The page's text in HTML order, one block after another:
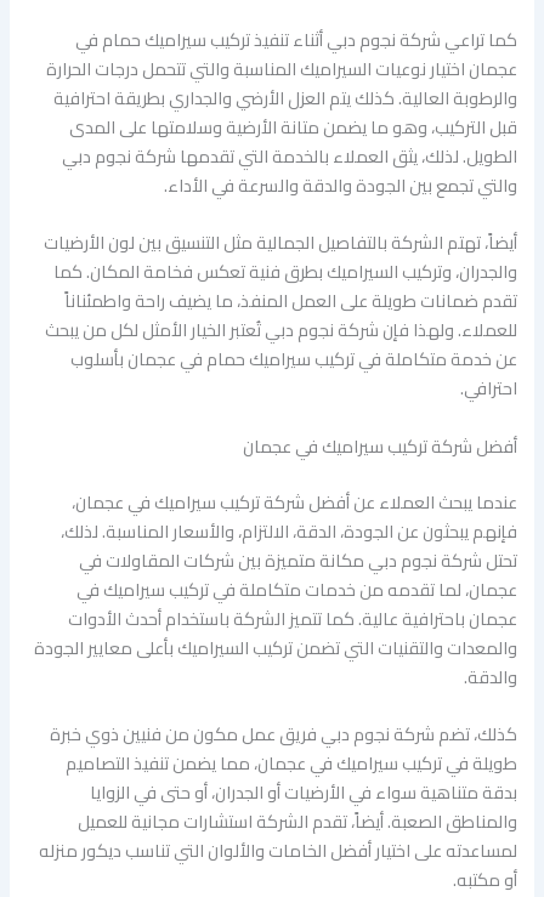
كما تراعي شركة نجوم دبي أثناء تنفيذ تركيب سيراميك حمام في
عجمان اختيار نوعيات السيراميك المناسبة والتي تتحمل درجات الحرارة
والرطوبة العالية. كذلك يتم العزل الأرضي والجداري بطريقة احترافية
قبل التركيب، وهو ما يضمن متانة الأرضية وسلامتها على المدى
الطويل. لذلك، يثق العملاء بالخدمة التي تقدمها شركة نجوم دبي
والتي تجمع بين الجودة والدقة والسرعة في الأداء.
أيضاً، تهتم الشركة بالتفاصيل الجمالية مثل التنسيق بين لون الأرضيات
والجدران، وتركيب السيراميك بطرق فنية تعكس فخامة المكان. كما
تقدم ضمانات طويلة على العمل المنفذ، ما يضيف راحة واطمئناناً
للعملاء. ولهذا فإن شركة نجوم دبي تُعتبر الخيار الأمثل لكل من يبحث
عن خدمة متكاملة في تركيب سيراميك حمام في عجمان بأسلوب
احترافي.
أفضل شركة تركيب سيراميك في عجمان
عندما يبحث العملاء عن أفضل شركة تركيب سيراميك في عجمان،
فإنهم يبحثون عن الجودة، الدقة، الالتزام، والأسعار المناسبة. لذلك،
تحتل شركة نجوم دبي مكانة متميزة بين شركات المقاولات في
عجمان، لما تقدمه من خدمات متكاملة في تركيب سيراميك في
عجمان باحترافية عالية. كما تتميز الشركة باستخدام أحدث الأدوات
والمعدات والتقنيات التي تضمن تركيب السيراميك بأعلى معايير الجودة
والدقة.
كذلك، تضم شركة نجوم دبي فريق عمل مكون من فنيين ذوي خبرة
طويلة في تركيب سيراميك في عجمان، مما يضمن تنفيذ التصاميم
بدقة متناهية سواء في الأرضيات أو الجدران، أو حتى في الزوايا
والمناطق الصعبة. أيضاً، تقدم الشركة استشارات مجانية للعميل
لمساعدته على اختيار أفضل الخامات والألوان التي تناسب ديكور منزله
أو مكتبه.